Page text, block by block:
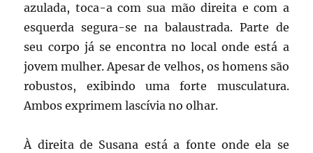
azulada, toca-a com sua mão direita e com a
esquerda segura-se na balaustrada. Parte de
seu corpo já se encontra no local onde está a
jovem mulher. Apesar de velhos, os homens são
robustos, exibindo uma forte musculatura.
Ambos exprimem lascívia no olhar.
À direita de Susana está a fonte onde ela se